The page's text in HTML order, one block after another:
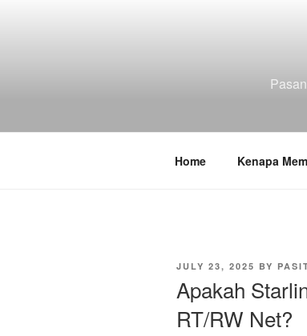
Home Kenapa
POSTED
JULY 23, 2025 BY
Apakah
RT/RW Net?